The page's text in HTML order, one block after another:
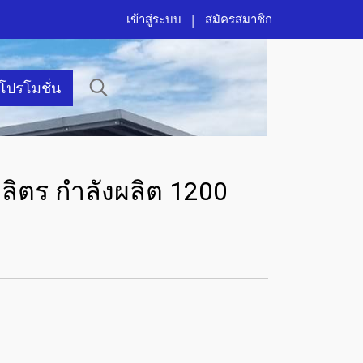
เข้าสู่ระบบ สมัครสมาชิก
ปรโมชั่น
ตร กำลังผลิต 1200